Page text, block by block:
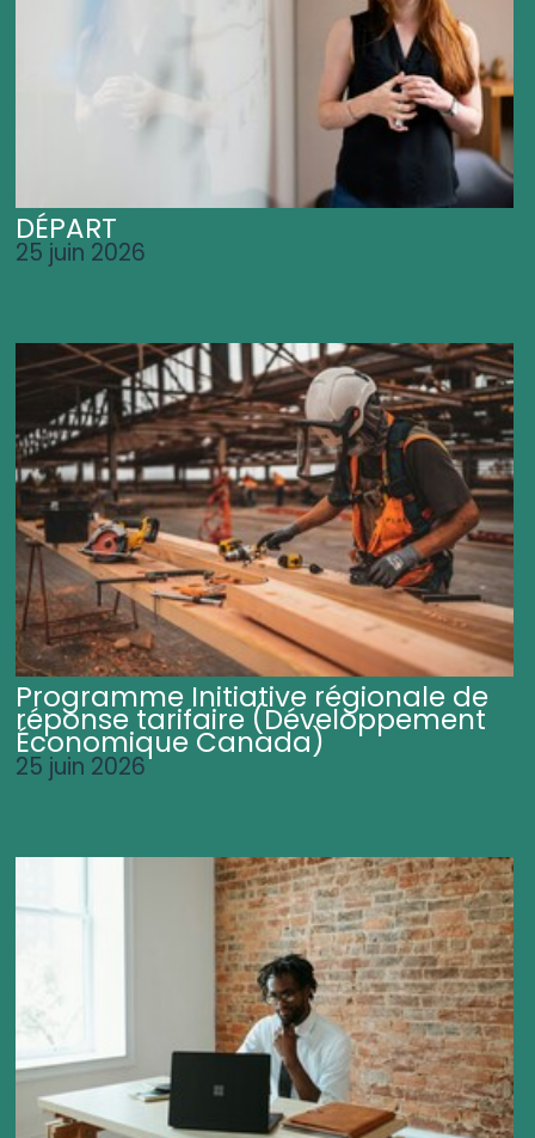
DÉPART
25 juin 2026
Programme Initiative régionale de
réponse tarifaire (Développement
Économique Canada)
25 juin 2026